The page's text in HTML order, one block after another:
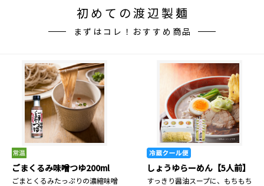
初めての渡辺製麺
まずはコレ！おすすめ商品
ごまくるみ味噌つゆ200ml
ごまとくるみたっぷりの濃縮味噌
しょうゆらーめん【5人前】
すっきり醤油スープに、もちもち